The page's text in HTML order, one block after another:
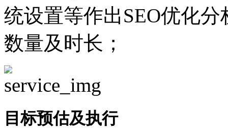
统设置等作出SEO优化
数量及时长；
目标预估及执行